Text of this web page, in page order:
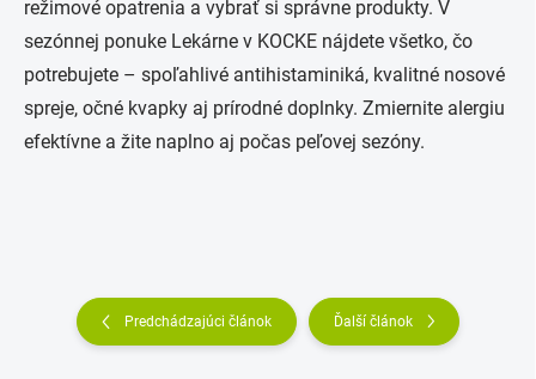
režimové opatrenia a vybrať si správne produkty. V
sezónnej ponuke Lekárne v KOCKE nájdete všetko, čo
potrebujete – spoľahlivé antihistaminiká, kvalitné nosové
spreje, očné kvapky aj prírodné doplnky. Zmiernite alergiu
efektívne a žite naplno aj počas peľovej sezóny.
Predchádzajúci článok Ďalší článok